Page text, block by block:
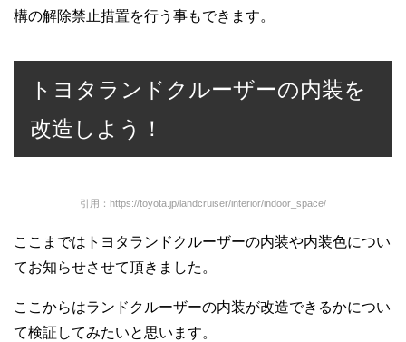
構の解除禁止措置を行う事もできます。
トヨタランドクルーザーの内装を
改造しよう！
引用：https://toyota.jp/landcruiser/interior/indoor_space/
ここまではトヨタランドクルーザーの内装や内装色につい
てお知らせさせて頂きました。
ここからはランドクルーザーの内装が改造できるかについ
て検証してみたいと思います。